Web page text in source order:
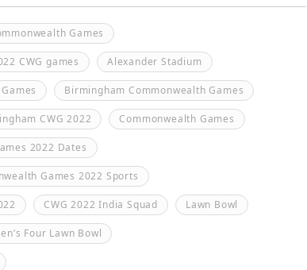
Games
CWG games Alexander Stadium
Birmingham Commonwealth Games
CWG 2022 Commonwealth Games
2022 Dates
Games 2022 Sports
CWG 2022 India Squad Lawn Bowl
Four Lawn Bowl